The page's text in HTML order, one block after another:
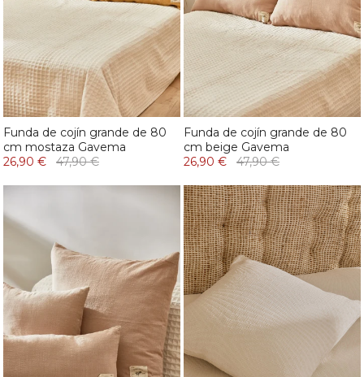
Funda de cojín grande de 80
cm mostaza Gavema
26,90 €
47,90 €
Funda de cojín grande de 80
cm beige Gavema
26,90 €
47,90 €